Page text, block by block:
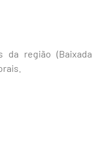
da região (Baixada